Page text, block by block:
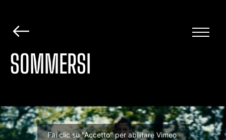
SOMMERSI
Fai clic su "Accetto" per abilitare Vimeo